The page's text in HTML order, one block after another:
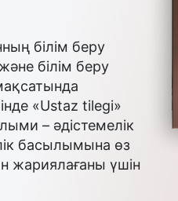
білім беру
білім беру
«Ustaz tilegi»
– әдістемелік
басылымына өз
жариялағаны үшін